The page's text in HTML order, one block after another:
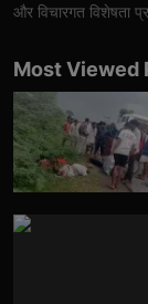
और विचारगत विशेषता
Most Viewed